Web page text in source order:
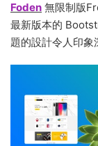
Foden 無限制版
最新版本的
題的設計令人印象